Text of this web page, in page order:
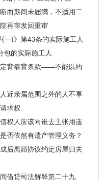
期间未届满，不适用二
再审发回重审
)》第43条的实际施工人
包的实际施工人
背靠背条款——不能以约
亲属范围之外的人不享
求权
人应该向谁去主张用遗
否依然有遗产管理义务？
离婚协议约定房屋归夫
贷司法解释第二十九